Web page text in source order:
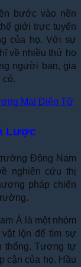
bước vào nền
giới trực tuyến
của họ. Với sự
về nhiều thứ họ
người bạn, gia
có.
Mại Điện Tử
Lược
Đông Nam
nghiên cứu thị
pháp chiến
Á là một nhóm
lộn để tìm sự
thống. Tương tự
cận của họ. Hầu